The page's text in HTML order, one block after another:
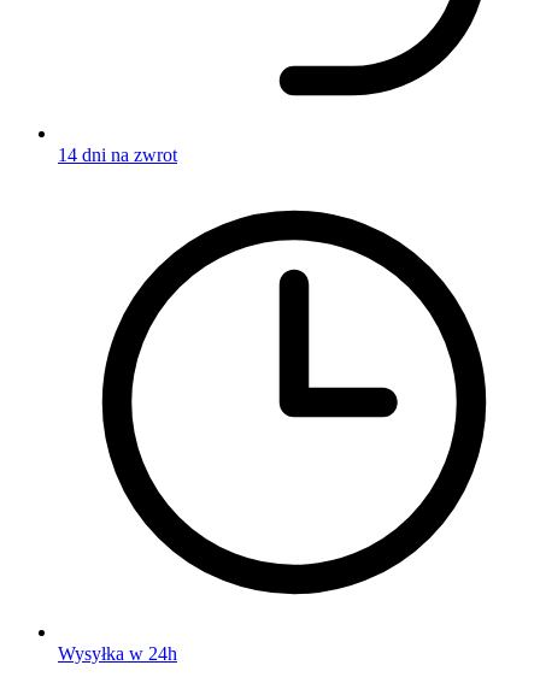
14 dni na zwrot
Wysyłka w 24h